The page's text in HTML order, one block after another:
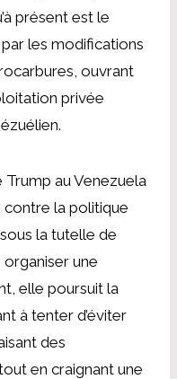
présent est le
les modifications
ouvrant
privée
Trump au Venezuela
contre la politique
la tutelle de
organiser une
elle poursuit la
à tenter d’éviter
des
en craignant une